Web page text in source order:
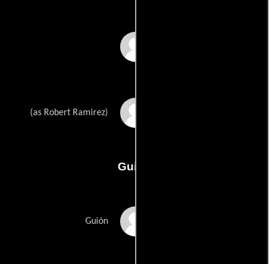
(as Robert Ramirez)
Guión
Guión